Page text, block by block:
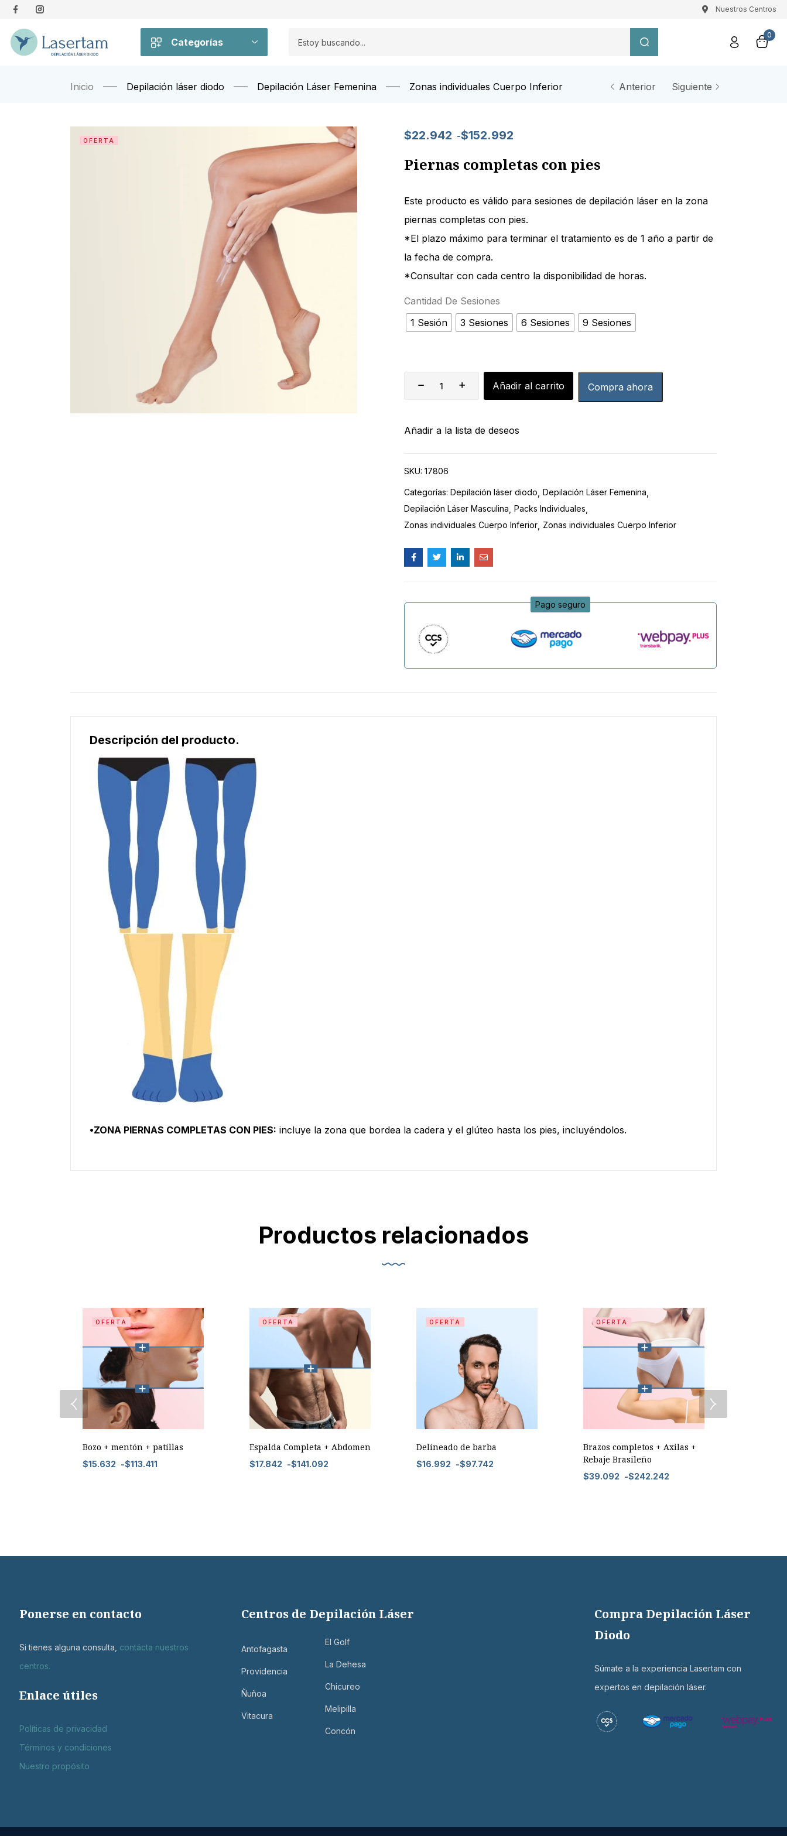
Nuestros Centros
Categorías
0
Inicio Depilación láser diodo Depilación Láser Femenina Zonas individuales Cuerpo Inferior Anterior Siguiente
OFERTA $22.942 -$152.992
Piernas completas con pies
Este producto es válido para sesiones de depilación láser en la zona
piernas completas con pies.
*El plazo máximo para terminar el tratamiento es de 1 año a partir de
la fecha de compra.
*Consultar con cada centro la disponibilidad de horas.
Cantidad De Sesiones
1 Sesión
3 Sesiones 6 Sesiones 9 Sesiones
Añadir al carrito Compra ahora
Añadir a la lista de deseos
SKU: 17806
Categorías: Depilación láser diodo Depilación Láser Femenina
Depilación Láser Masculina Packs Individuales
Zonas individuales Cuerpo Inferior Zonas individuales Cuerpo Inferior
Pago seguro
Descripción del producto.
•ZONA PIERNAS COMPLETAS CON PIES: incluye la zona que bordea la cadera y el glúteo hasta los pies, incluyéndolos.
Productos relacionados
OFERTA
Bozo + mentón + patillas
$15.632 -$113.411
OFERTA
Espalda Completa + Abdomen
$17.842 -$141.092
OFERTA
Delineado de barba
$16.992 -$97.742
OFERTA
Brazos completos + Axilas +
Rebaje Brasileño
$39.092 -$242.242
Ponerse en contacto
Si tienes alguna consulta, contácta nuestros
centros.
Enlace útiles
Políticas de privacidad
Términos y condiciones
Nuestro propósito
Centros de Depilación Láser
Antofagasta
Providencia
Ñuñoa
Vitacura
El Golf
La Dehesa
Chicureo
Melipilla
Concón
Compra Depilación Láser
Diodo
Súmate a la experiencia Lasertam con
expertos en depilación láser.